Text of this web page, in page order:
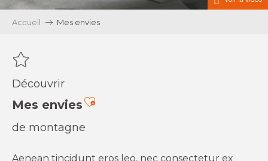
Accueil Mes envies
Découvrir
Mes enviesAjouter aux favoris
de montagne
Aenean tincidunt eros leo, nec consectetur ex